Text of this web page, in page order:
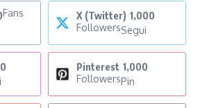
Fans
X (Twitter) 1,000
FollowersSegui
Pinterest 1,000
FollowersPin